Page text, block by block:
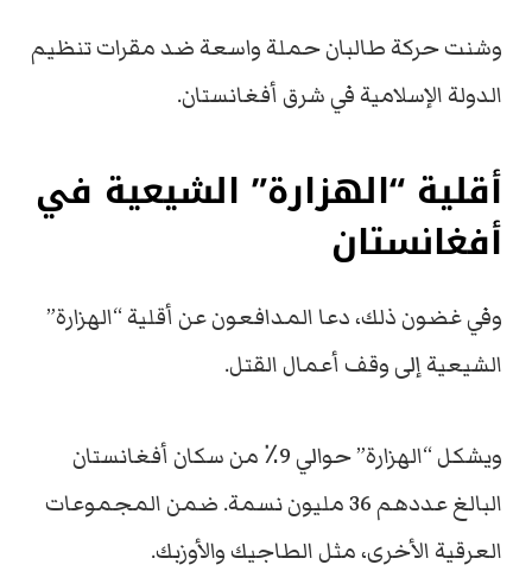
وشنت حركة طالبان حملة واسعة ضد مقرات تنظيم
الدولة الإسلامية في شرق أفغانستان.
أقلية “الهزارة” الشيعية في
أفغانستان
وفي غضون ذلك، دعا المدافعون عن أقلية “الهزارة”
الشيعية إلى وقف أعمال القتل.
ويشكل “الهزارة” حوالي 9٪ من سكان أفغانستان
البالغ عددهم 36 مليون نسمة. ضمن المجموعات
العرقية الأخرى، مثل الطاجيك والأوزبك.